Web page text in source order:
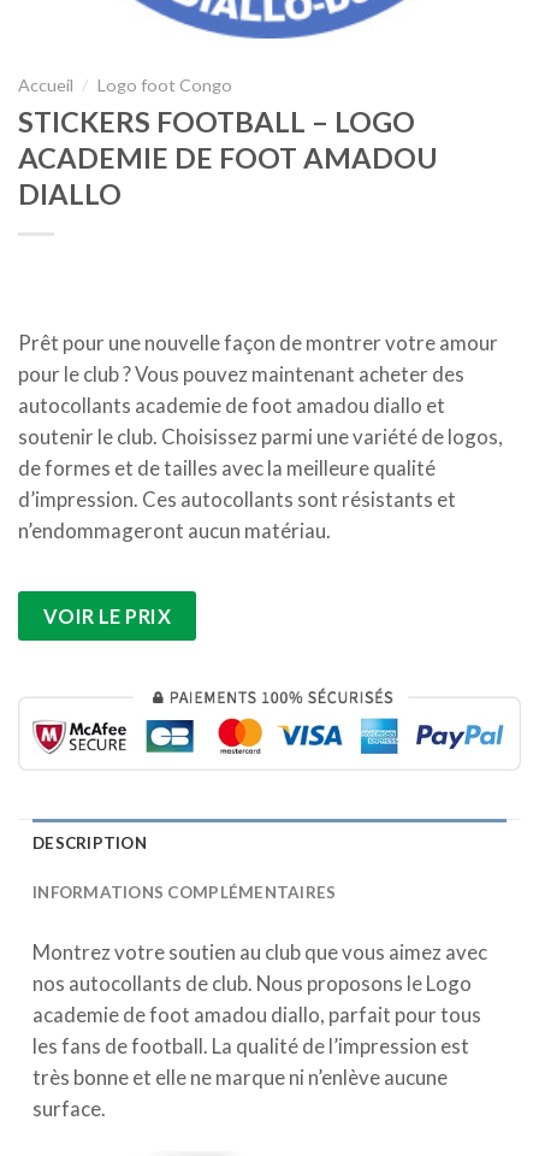
Accueil / Logo foot Congo
STICKERS FOOTBALL – LOGO
ACADEMIE DE FOOT AMADOU
DIALLO
Prêt pour une nouvelle façon de montrer votre amour
pour le club ? Vous pouvez maintenant acheter des
autocollants academie de foot amadou diallo et
soutenir le club. Choisissez parmi une variété de logos,
de formes et de tailles avec la meilleure qualité
d’impression. Ces autocollants sont résistants et
n’endommageront aucun matériau.
VOIR LE PRIX
DESCRIPTION
INFORMATIONS COMPLÉMENTAIRES
Montrez votre soutien au club que vous aimez avec
nos autocollants de club. Nous proposons le Logo
academie de foot amadou diallo, parfait pour tous
les fans de football. La qualité de l’impression est
très bonne et elle ne marque ni n’enlève aucune
surface.